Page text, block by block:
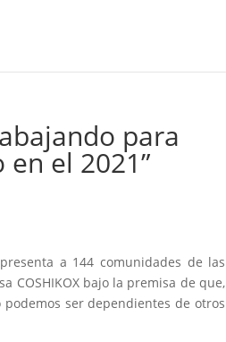
para
el 2021”
a 144 comunidades de las
COSHIKOX bajo la premisa de que,
ser dependientes de otros